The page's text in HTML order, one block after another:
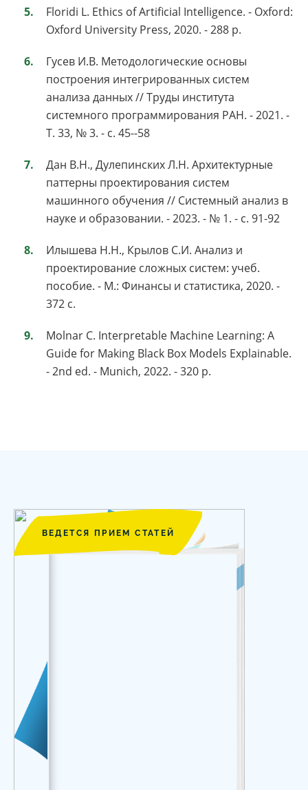
Floridi L. Ethics of Artificial Intelligence. - Oxford:
Oxford University Press, 2020. - 288 p.
Гусев И.В. Методологические основы
построения интегрированных систем
анализа данных // Труды института
системного программирования РАН. - 2021. -
Т. 33, № 3. - с. 45--58
Дан В.Н., Дулепинских Л.Н. Архитектурные
паттерны проектирования систем
машинного обучения // Системный анализ в
науке и образовании. - 2023. - № 1. - с. 91-92
Илышева Н.Н., Крылов С.И. Анализ и
проектирование сложных систем: учеб.
пособие. - М.: Финансы и статистика, 2020. -
372 с.
Molnar C. Interpretable Machine Learning: A
Guide for Making Black Box Models Explainable.
- 2nd ed. - Munich, 2022. - 320 p.
ВЕДЕТСЯ ПРИЕМ СТАТЕЙ